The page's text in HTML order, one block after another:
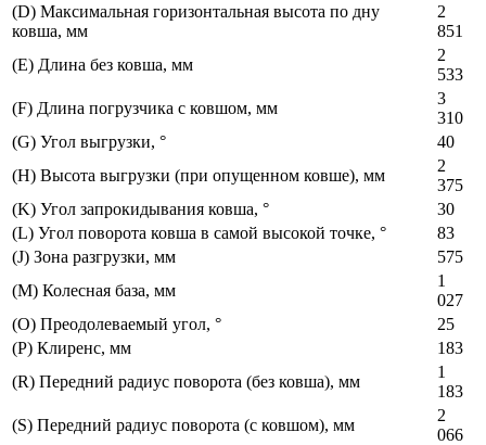
(D) Максимальная горизонтальная высота по дну
ковша, мм
2
851
(E) Длина без ковша, мм
2
533
(F) Длина погрузчика с ковшом, мм
3
310
(G) Угол выгрузки, °
40
(H) Высота выгрузки (при опущенном ковше), мм
2
375
(K) Угол запрокидывания ковша, °
30
(L) Угол поворота ковша в самой высокой точке, °
83
(J) Зона разгрузки, мм
575
(M) Колесная база, мм
1
027
(O) Преодолеваемый угол, °
25
(P) Клиренс, мм
183
(R) Передний радиус поворота (без ковша), мм
1
183
(S) Передний радиус поворота (с ковшом), мм
2
066